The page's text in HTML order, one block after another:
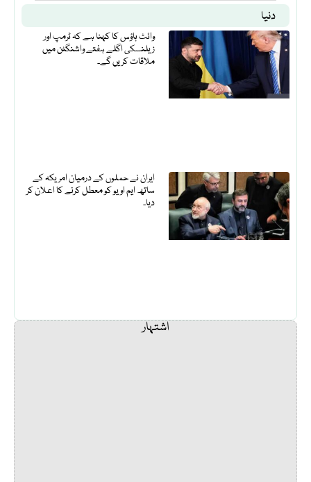
دنیا
وائٹ ہاؤس کا کہنا ہے کہ ٹرمپ اور
زیلنسکی اگلے ہفتے واشنگٹن میں
ملاقات کریں گے۔
ایران نے حملوں کے درمیان امریکہ کے
ساتھ ایم او یو کو معطل کرنے کا اعلان کر
دیا۔
اشتہار